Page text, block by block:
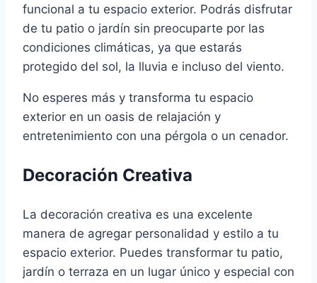
funcional a tu espacio exterior. Podrás disfrutar
de tu patio o jardín sin preocuparte por las
condiciones climáticas, ya que estarás
protegido del sol, la lluvia e incluso del viento.
No esperes más y transforma tu espacio
exterior en un oasis de relajación y
entretenimiento con una pérgola o un cenador.
Decoración Creativa
La decoración creativa es una excelente
manera de agregar personalidad y estilo a tu
espacio exterior. Puedes transformar tu patio,
jardín o terraza en un lugar único y especial con